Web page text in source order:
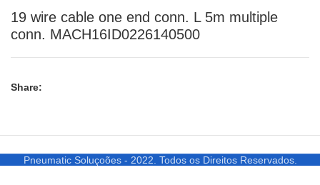
19 wire cable one end conn. L 5m multiple
conn. MACH16ID0226140500
Share:
Pneumatic Soluçoões - 2022. Todos os Direitos Reservados.